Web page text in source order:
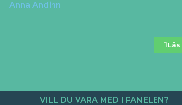
Anna Andihn
Läs
VILL DU VARA MED I PANELEN?